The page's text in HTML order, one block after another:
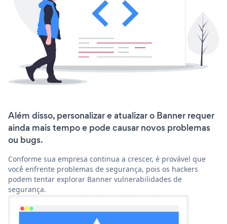
Além disso, personalizar e atualizar o Banner requer
ainda mais tempo e pode causar novos problemas
ou bugs.
Conforme sua empresa continua a crescer, é provável que
você enfrente problemas de segurança, pois os hackers
podem tentar explorar Banner vulnerabilidades de
segurança.